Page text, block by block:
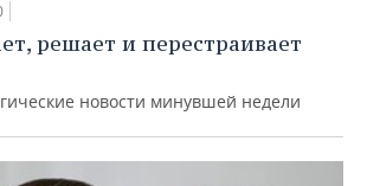
решает и перестраивает
новости минувшей недели